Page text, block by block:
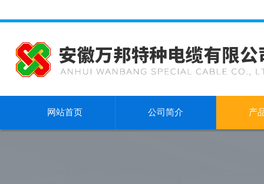
网站首页 公司简介 产